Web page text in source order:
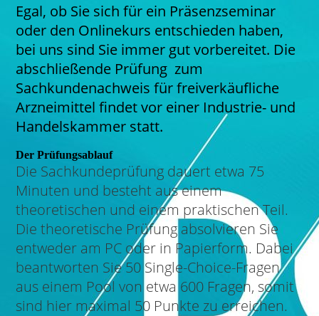
Egal, ob Sie sich für ein Präsenzseminar
oder den Onlinekurs entschieden haben,
bei uns sind Sie immer gut vorbereitet. Die
abschließende Prüfung zum
Sachkundenachweis für freiverkäufliche
Arzneimittel findet vor einer Industrie- und
Handelskammer statt.
Der Prüfungsablauf
Die Sachkundeprüfung dauert etwa 75
Minuten und besteht aus einem
theoretischen und einem praktischen Teil.
Die theoretische Prüfung absolvieren Sie
entweder am PC oder in Papierform. Dabei
beantworten Sie 50 Single-Choice-Fragen
aus einem Pool von etwa 600 Fragen, somit
sind hier maximal 50 Punkte zu erreichen.